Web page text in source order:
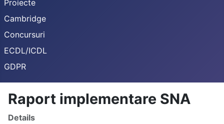
Proiecte
Cambridge
Concursuri
ECDL/ICDL
GDPR
Raport implementare SNA
Details